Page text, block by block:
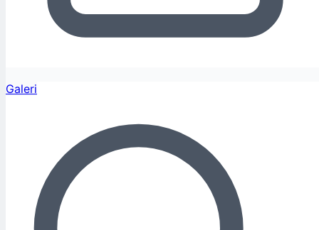
Galeri